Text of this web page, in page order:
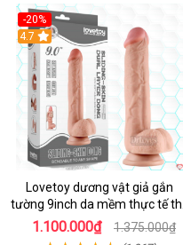
-20%
Hot
4.7
Lovetoy dương vật giả gắn
tường 9inch da mềm thực tế thú
vị
1.100.000₫ 1.375.000₫